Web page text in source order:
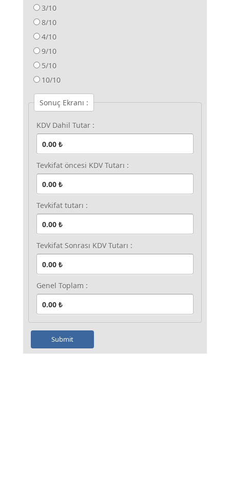
3/10
8/10
4/10
9/10
5/10
10/10
Sonuç Ekranı :
KDV Dahil Tutar :
Tevkifat öncesi KDV Tutarı :
Tevkifat tutarı :
Tevkifat Sonrası KDV Tutarı :
Genel Toplam :
Submit